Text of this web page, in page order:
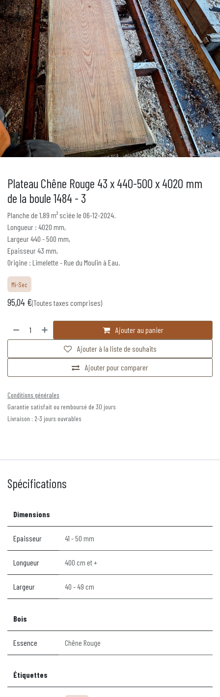
Plateau Chêne Rouge 43 x 440-500 x 4020 mm
de la boule 1484 - 3
Planche de 1,89 m² sciée le 06-12-2024.
Longueur : 4020 mm,
Largeur 440 - 500 mm,
Epaisseur 43 mm,
Origine : Limelette - Rue du Moulin à Eau.
Mi-Sec
95,04 €(Toutes taxes comprises)
Ajouter au panier
Ajouter pour comparer
Ajouter à la liste de souhaits
Conditions générales
Garantie satisfait ou remboursé de 30 jours
Livraison : 2-3 jours ouvrables
Spécifications
Dimensions
Epaisseur 41 - 50 mm
Longueur 400 cm et +
Largeur 40 - 49 cm
Bois
Essence Chêne Rouge
Étiquettes